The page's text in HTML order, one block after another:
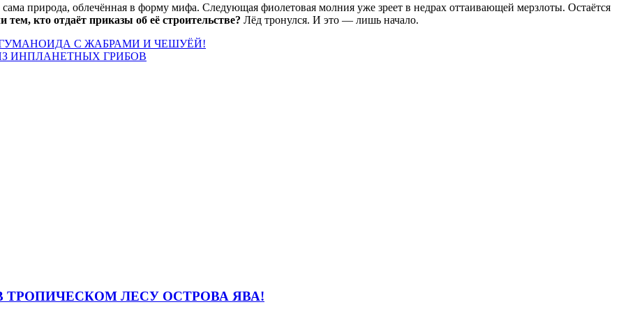
природа, облечённая в форму мифа. Следующая фиолетовая молния уже зреет в недрах оттаивающей мерзлоты. Остаётся
кто отдаёт приказы об её строительстве? Лёд тронулся. И это — лишь начало.
С ЖАБРАМИ И ЧЕШУЁЙ!
ИНПЛАНЕТНЫХ ГРИБОВ
ЛЕСУ ОСТРОВА ЯВА!